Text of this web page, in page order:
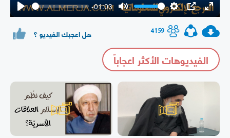
Play
-01:03
Mute
Settings
PIP Enter
4159 هل اعجبك الفيديو ؟
الفيديوهات الأكثر اعجاباً